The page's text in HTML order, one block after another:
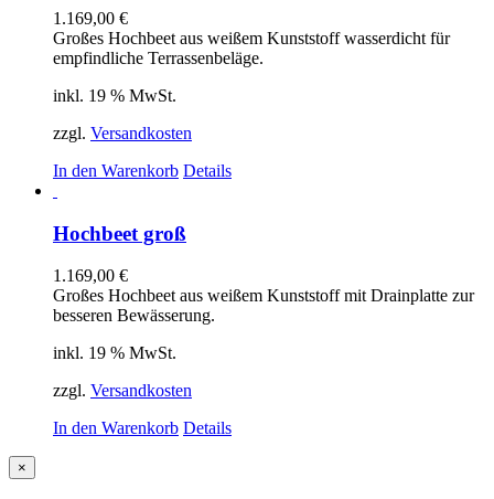
1.169,00 €
Großes Hochbeet aus weißem Kunststoff wasserdicht für
empfindliche Terrassenbeläge.
inkl. 19 % MwSt.
zzgl. Versandkosten
In den Warenkorb Details
Hochbeet groß
1.169,00 €
Großes Hochbeet aus weißem Kunststoff mit Drainplatte zur
besseren Bewässerung.
inkl. 19 % MwSt.
zzgl. Versandkosten
In den Warenkorb Details
Close
product
×